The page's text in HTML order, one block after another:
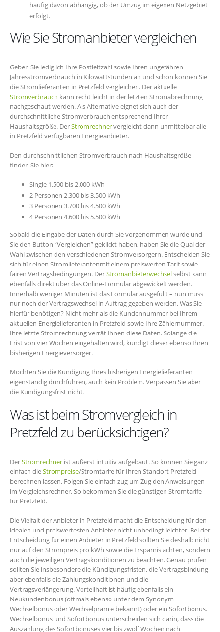
häufig davon abhängig, ob der Umzug im eigenen Netzgebiet
erfolgt.
Wie Sie Stromanbieter vergleichen
Geben Sie lediglich Ihre Postleitzahl sowie Ihren ungefähren
Jahresstromverbrauch in Kilowattstunden an und schon können Sie
die Stromlieferanten in Pretzfeld vergleichen. Der aktuelle
Stromverbrauch kann recht leicht in der letzten Stromabrechnung
nachgeschaut werden. Als Alternative eignet sich auch der
durchschnittliche Stromverbrauch entsprechend Ihrer
Haushaltsgröße. DerStromrechnervergleicht dann unmittelbar alle
in Pretzfeld verfügbaren Energieanbieter.
Den durchschnittlichen Stromverbrauch nach Haushaltsgröße
finden Sie hier:
Single 1.500 bis 2.000 kWh
2 Personen 2.300 bis 3.500 kWh
3 Personen 3.700 bis 4.500 kWh
4 Personen 4.600 bis 5.500 kWh
Sobald die Eingabe der Daten durch Sie vorgenommen wurde und
Sie den Button “Vergleichen” geklickt haben, haben Sie die Qual der
Wahl zwischen den verschiedenen Stromversorgern. Entscheiden Sie
sich für einen Stromlieferantenmit einem preiswerten Tarif sowie
fairen Vertragsbedingungen. DerStromanbieterwechselselbst kann
ebenfalls direkt über das Online-Formular abgewickelt werden.
Innerhalb weniger Minuten ist das Formular ausgefüllt – nun muss
nur noch der Vertragswechsel in Auftrag gegeben werden. Was Sie
hierfür benötigen? Nicht mehr als die Kundennummer bei Ihrem
aktuellen Energielieferanten in Pretzfeld sowie Ihre Zählernummer.
Ihre letzte Stromrechnung verrät Ihnen diese Daten. Solange die
Frist von vier Wochen eingehalten wird, kündigt dieser ebenso Ihren
bisherigen Energieversorger.
Möchten Sie die Kündigung Ihres bisherigen Energielieferanten
eigenständig durchführen, auch kein Problem. Verpassen Sie aber
die Kündigungsfrist nicht.
Was ist beim Stromvergleich in
Pretzfeld zu berücksichtigen?
DerStromrechner ist äußerst intuitiv aufgebaut. So können Sie ganz
einfach dieStrompreise/Stromtarife für Ihren Standort Pretzfeld
berechnen lassen. Folgen Sie einfach zug um Zug den Anweisungen
im Vergleichsrechner. So bekommen Sie die günstigen Stromtarife
für Pretzfeld.
Die Vielfalt der Anbieter in Pretzfeld macht die Entscheidung für den
idealen und preiswertesten Anbieter nicht unbedingt leichter. Bei der
Entscheidung für einen Anbieter in Pretzfeld sollten Sie deshalb nicht
nur auf den Strompreis pro kWh sowie die Ersparnis achten, sondern
auch die jeweiligen Vertragskonditionen zu beachten. Genau prüfen
sollten Sie insbesondere die Kündigungsfristen, die Vertragsbindung
aber ebenfalls die Zahlungskonditionen und die
Vertragsverlängerung. Vorteilhaft ist häufig ebenfalls ein
Neukundenbonus (oftmals ebenso unter dem Synonym
Wechselbonus oder Wechselprämie bekannt) oder ein Sofortbonus.
Wechselbonus und Sofortbonus unterscheiden sich darin, dass die
Auszahlung des Sofortbonuses vier bis zwölf Wochen nach